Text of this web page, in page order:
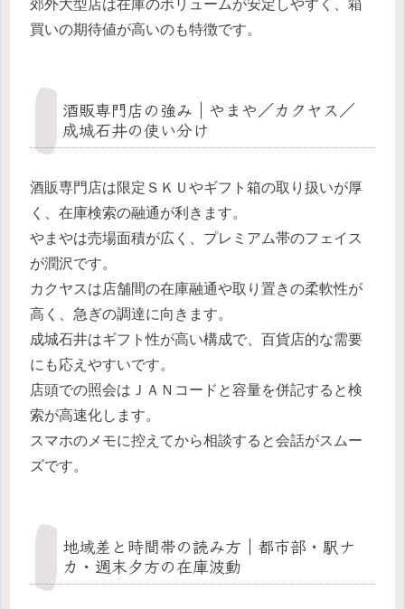
郊外大型店は在庫のボリュームが安定しやすく、箱
買いの期待値が高いのも特徴です。
酒販専門店の強み｜やまや／カクヤス／
成城石井の使い分け
酒販専門店は限定ＳＫＵやギフト箱の取り扱いが厚
く、在庫検索の融通が利きます。
やまやは売場面積が広く、プレミアム帯のフェイス
が潤沢です。
カクヤスは店舗間の在庫融通や取り置きの柔軟性が
高く、急ぎの調達に向きます。
成城石井はギフト性が高い構成で、百貨店的な需要
にも応えやすいです。
店頭での照会はＪＡＮコードと容量を併記すると検
索が高速化します。
スマホのメモに控えてから相談すると会話がスムー
ズです。
地域差と時間帯の読み方｜都市部・駅ナ
カ・週末夕方の在庫波動